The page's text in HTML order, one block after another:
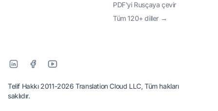
PDF'yi Rusçaya çevir
Tüm 120+ diller →
Telif Hakkı 2011-2026 Translation Cloud LLC, Tüm hakları
saklıdır.